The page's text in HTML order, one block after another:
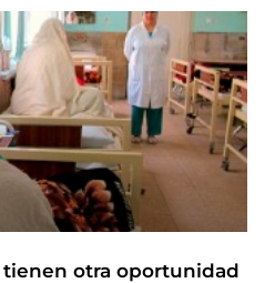
tienen otra oportunidad